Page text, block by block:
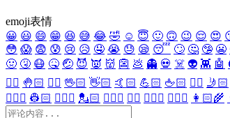
emoji表情
😀 😃 😄 😁 😆 😅 😂 🤣 ☺️ 😇 🙂 🙃 😉 😌 😍
😳 😱 😨 😰 😢 😥 🤤 😭 😓 😪 😴 🙄 🤔 🤥 😬
🤢 🤧 😷 🤒 🤕 😈 👿 👹 👺 💩 👻 💀 ☠️ 👽 👾 🤖
✋🏻 🤚🏻 🖐🏻 🖖🏻 👋🏻 🤙🏻 💪🏻 🖕🏻 ✍🏻 🤳🏻
👷🏻‍♀️ 👷🏻 💂🏻‍♀️ 💂🏻 🕵🏻‍♀️ 🕵🏻 👩🏻‍⚕️ 👨🏻‍⚕️ 👩🏻‍🌾